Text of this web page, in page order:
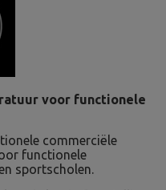
voor functionele
commerciële
functionele
sportscholen.